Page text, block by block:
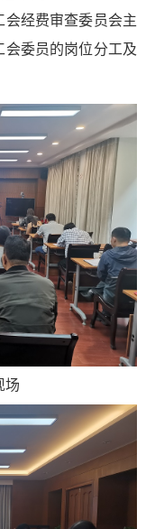
会经费审查委员会主
委员的岗位分工及
场